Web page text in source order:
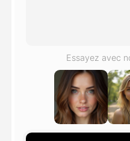
Voir tous
Essayez avec